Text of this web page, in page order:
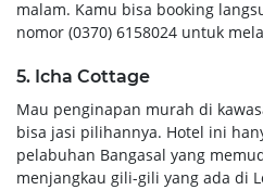
malam. Kamu bisa booking
nomor (0370) 6158024 untuk
5. Icha Cottage
Mau penginapan murah di
bisa jasi pilihannya. Hotel ini
pelabuhan Bangasal yang
menjangkau gili-gili yang ada di